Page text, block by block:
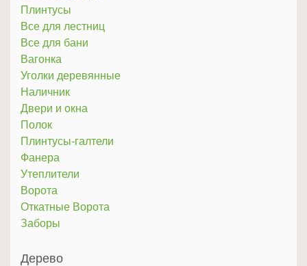
Плинтусы
Все для лестниц
Все для бани
Вагонка
Уголки деревянные
Наличник
Двери и окна
Полок
Плинтусы-галтели
Фанера
Утеплители
Ворота
Откатные Ворота
Заборы
Дерево